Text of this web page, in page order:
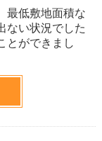
最低敷地面積な
ない状況でした
とができまし